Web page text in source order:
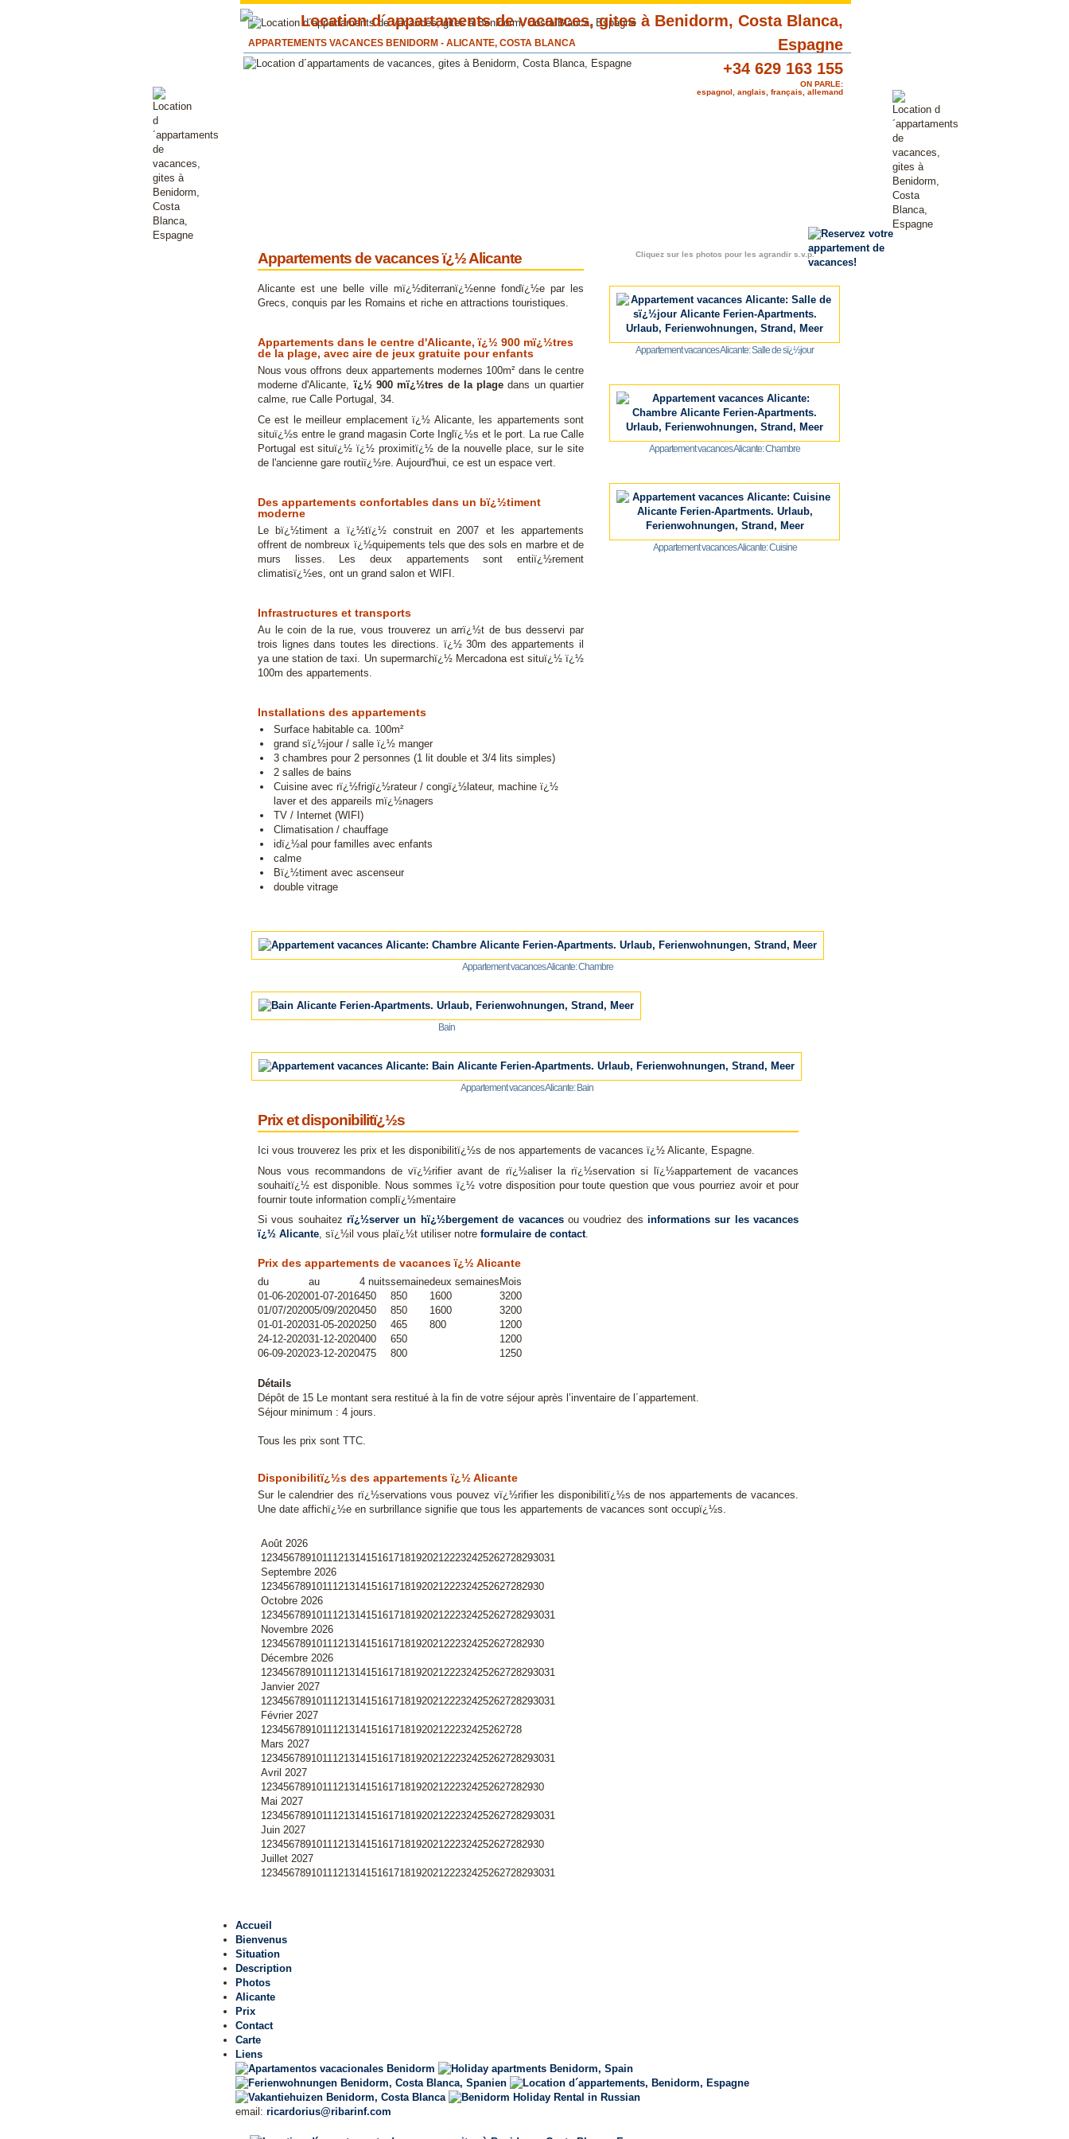
APPARTEMENTS VACANCES BENIDORM - ALICANTE, COSTA BLANCA
+34 629 163 155
ON PARLE:
espagnol, anglais, français, allemand
Appartements de vacances ï¿½ Alicante
Alicante est une belle ville mï¿½diterranï¿½enne fondï¿½e par les
Grecs, conquis par les Romains et riche en attractions touristiques.
Appartements dans le centre d'Alicante, ï¿½ 900 mï¿½tres
de la plage, avec aire de jeux gratuite pour enfants
Nous vous offrons deux appartements modernes 100m² dans le centre
moderne d'Alicante,ï¿½ 900 mï¿½tres de la plage dans un quartier
calme, rue Calle Portugal, 34.
Ce est le meilleur emplacement ï¿½ Alicante, les appartements sont
situï¿½s entre le grand magasin Corte Inglï¿½s et le port. La rue Calle
Portugal est situï¿½ ï¿½ proximitï¿½ de la nouvelle place, sur le site
de l'ancienne gare routiï¿½re. Aujourd'hui, ce est un espace vert.
Des appartements confortables dans un bï¿½timent
moderne
Le bï¿½timent a ï¿½tï¿½ construit en 2007 et les appartements
offrent de nombreux ï¿½quipements tels que des sols en marbre et de
murs lisses. Les deux appartements sont entiï¿½rement
climatisï¿½es, ont un grand salon et WIFI.
Infrastructures et transports
Au le coin de la rue, vous trouverez un arrï¿½t de bus desservi par
trois lignes dans toutes les directions. ï¿½ 30m des appartements il
ya une station de taxi. Un supermarchï¿½ Mercadona est situï¿½ ï¿½
100m des appartements.
Installations des appartements
Surface habitable ca. 100m²
grand sï¿½jour / salle ï¿½ manger
3 chambres pour 2 personnes (1 lit double et 3/4 lits simples)
2 salles de bains
Cuisine avec rï¿½frigï¿½rateur / congï¿½lateur, machine ï¿½
laver et des appareils mï¿½nagers
TV / Internet (WIFI)
Climatisation / chauffage
idï¿½al pour familles avec enfants
calme
Bï¿½timent avec ascenseur
double vitrage
Cliquez sur les photos pour les agrandir s.v.p.
Appartement vacances Alicante: Salle de sï¿½jour
Appartement vacances Alicante: Chambre
Appartement vacances Alicante: Cuisine
Appartement vacances Alicante: Chambre
Bain
Appartement vacances Alicante: Bain
Prix et disponibilitï¿½s
Ici vous trouverez les prix et les disponibilitï¿½s de nos appartements de vacances ï¿½ Alicante, Espagne.
Nous vous recommandons de vï¿½rifier avant de rï¿½aliser la rï¿½servation si lï¿½appartement de vacances
souhaitï¿½ est disponible. Nous sommes ï¿½ votre disposition pour toute question que vous pourriez avoir et pour
fournir toute information complï¿½mentaire
Si vous souhaitezrï¿½server un hï¿½bergement de vacancesou voudriez des informations sur les vacances
ï¿½ Alicante, sï¿½il vous plaï¿½t utiliser notre formulaire de contact.
Prix des appartements de vacances ï¿½ Alicante
du au 4 nuitssemainedeux semaines Mois
01-06-202001-07-2016450 850 1600
3200
01/07/202005/09/2020450 850 1600
3200
01-01-202031-05-2020250 465 800
1200
24-12-202031-12-2020400 650
1200
06-09-202023-12-2020475 800 1250
Détails
Dépôt de 15 Le montant sera restitué à la fin de votre séjour après l’inventaire de l´appartement.
Séjour minimum : 4 jours.
Tous les prix sont TTC.
Disponibilitï¿½s des appartements ï¿½ Alicante
Sur le calendrier des rï¿½servations vous pouvez vï¿½rifier les disponibilitï¿½s de nos appartements de vacances.
Une date affichï¿½e en surbrillance signifie que tous les appartements de vacances sont occupï¿½s.
Août 2026
12345678910111213141516171819202122232425262728293031
Septembre 2026
123456789101112131415161718192021222324252627282930
Octobre 2026
12345678910111213141516171819202122232425262728293031
Novembre 2026
123456789101112131415161718192021222324252627282930
Décembre 2026
12345678910111213141516171819202122232425262728293031
Janvier 2027
12345678910111213141516171819202122232425262728293031
Février 2027
12345678910111213141516171819202122232425262728
Mars 2027
12345678910111213141516171819202122232425262728293031
Avril 2027
123456789101112131415161718192021222324252627282930
Mai 2027
12345678910111213141516171819202122232425262728293031
Juin 2027
123456789101112131415161718192021222324252627282930
Juillet 2027
12345678910111213141516171819202122232425262728293031
Accueil
Bienvenus
Situation
Description
Photos
Alicante
Prix
Contact
Carte
Liens
email: ricardorius@ribarinf.com